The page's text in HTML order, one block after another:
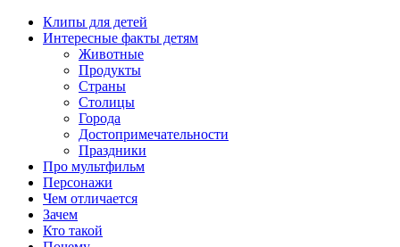
Перейти
содержимому
Клипы для детей
Интересные факты детям
Животные
Продукты
Страны
Столицы
Города
Достопримечательности
Праздники
Про мультфильм
Персонажи
Чем отличается
Зачем
Кто такой